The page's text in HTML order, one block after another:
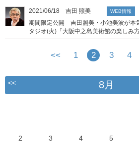
2021/06/18 吉田 照美 WEB情報
期間限定公開 吉田照美・小池美波が本
タジオ(火)「大阪中之島美術館の楽しみ
<< 1 2 3 4
<< 8月
2 3 4 5